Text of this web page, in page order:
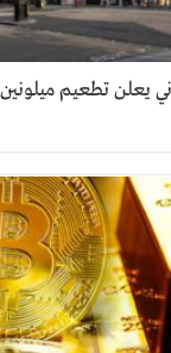
يعلن تطعيم